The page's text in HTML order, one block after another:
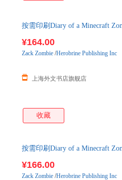
按需印刷Diary of a Minecraft
¥164.00
上海外文书店旗舰店
Zack Zombie /Herobrine Publishing Inc
收藏
按需印刷Diary of a Minecraft
¥166.00
Zack Zombie /Herobrine Publishing Inc